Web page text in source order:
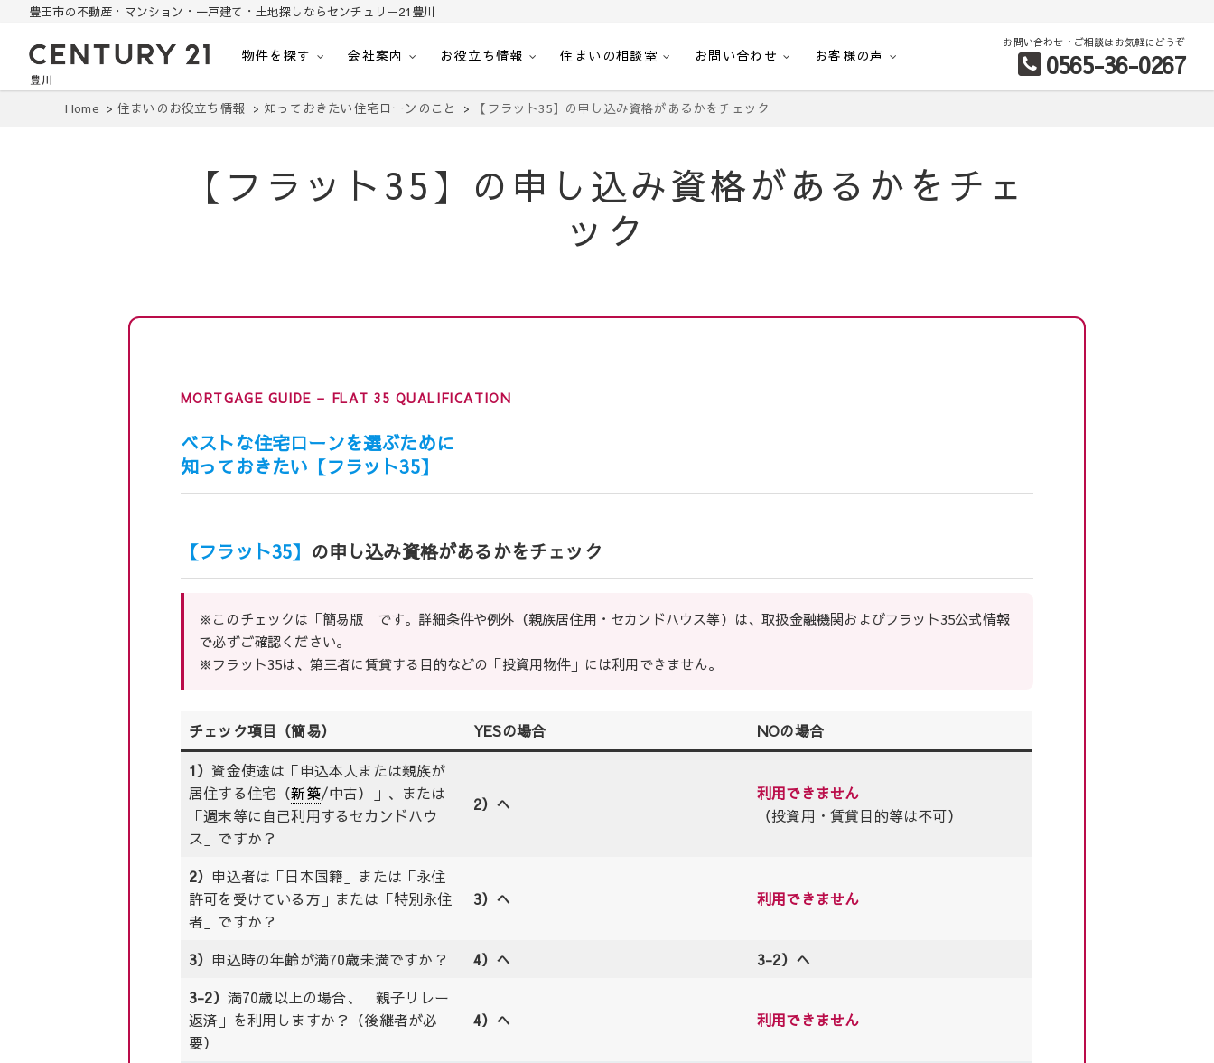
豊田市の不動産・マンション・一戸建て・土地探しならセンチュリー21豊川
豊田市の中古住宅・土地・リノベ物件探し｜センチュリー21豊川
物件を探す 会社案内 お役立ち情報 住まいの相談室 お問い合わせ お客様の声
お問い合わせ・ご相談はお気軽にどうぞ
0565-36-0267
Home 住まいのお役立ち情報 知っておきたい住宅ローンのこと 【フラット35】の申し込み資格があるかをチェック
【フラット35】の申し込み資格があるかをチェ
ック
MORTGAGE GUIDE – FLAT 35 QUALIFICATION
ベストな住宅ローンを選ぶために
知っておきたい【フラット35】
【フラット35】 の申し込み資格があるかをチェック
※このチェックは「簡易版」です。詳細条件や例外（親族居住用・セカンドハウス等）は、取扱金融機関およびフラット35公式情報
で必ずご確認ください。
※フラット35は、第三者に賃貸する目的などの「投資用物件」には利用できません。
チェック項目（簡易） YESの場合
NOの場合
1）資金使途は「申込本人または親族が
居住する住宅（新築/中古）」、または
「週末等に自己利用するセカンドハウ
ス」ですか？
2）へ
利用できません
（投資用・賃貸目的等は不可）
2） 申込者は「日本国籍」または「永住
許可を受けている方」または「特別永住
者」ですか？
3）へ 利用できません
3） 申込時の年齢が満70歳未満ですか？ 4）へ
3-2）へ
3-2） 満70歳以上の場合、「親子リレー
返済」を利用しますか？（後継者が必
要）
4）へ 利用できません